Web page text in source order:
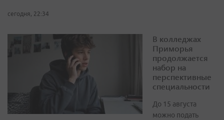
сегодня, 22:34
В колледжах
Приморья
продолжается
набор на
перспективные
специальности
До 15 августа
можно подать